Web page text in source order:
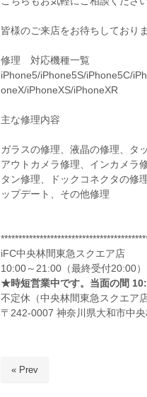
皆様のご来店をお待ちしておりま
修理 対応機種一覧
iPhone5/iPhone5S/iPhone5C/
oneX/iPhoneXS/iPhoneXR
主な修理内容
ガラスの修理、液晶の修理、タ
アウトカメラ修理、インカメラ
タン修理、ドックコネクタの修
ップデート、その他修理
iFC中央林間東急スクエア店
10:00～21:00（最終受付20:00）
★時短営業中です。当面の間
不定休（中央林間東急スクエア
〒242-0007 神奈川県大和市中
« Prev